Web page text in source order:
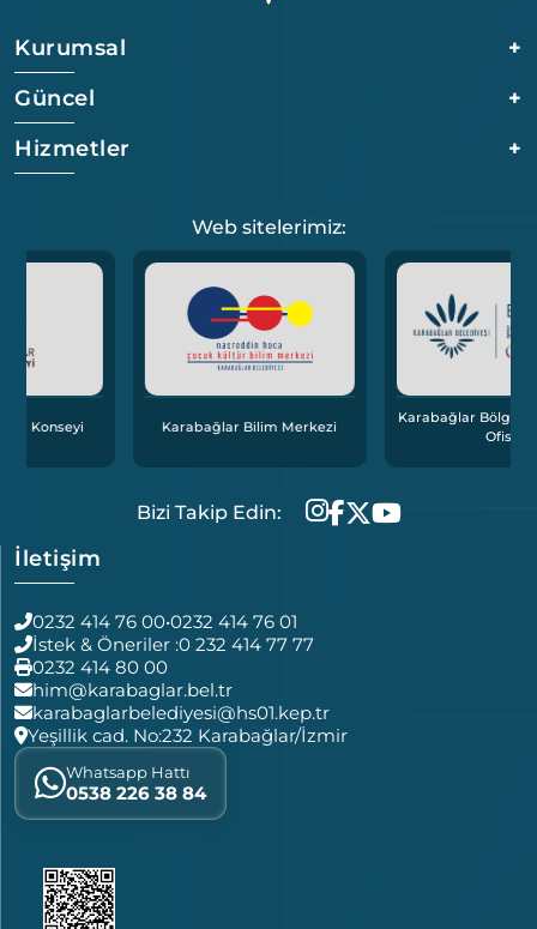
Kurumsal
+
Güncel
+
Hizmetler
+
Web sitelerimiz:
Karabağlar Bilim Merkezi
Karabağlar Bölgesel İstihdam
Bizi Takip Edin:
İletişim
0232 414 76 00•0232 414 76 01
İstek & Öneriler :0 232 414 77 77
0232 414 80 00
him@karabaglar.bel.tr
karabaglarbelediyesi@hs01.kep.tr
Yeşillik cad. No:232 Karabağlar/İzmir
Whatsapp Hattı
0538 226 38 84